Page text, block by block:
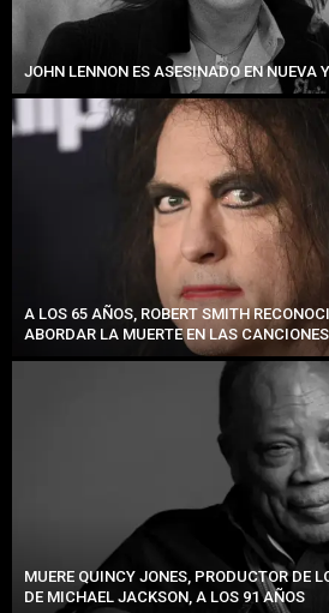
JOHN LENNON ES ASESINADO EN NUEVA
A LOS 65 AÑOS, ROBERT SMITH
ABORDAR LA MUERTE EN LAS
MUERE QUINCY JONES, PRODUCTOR DE
DE MICHAEL JACKSON, A LOS 91 AÑOS